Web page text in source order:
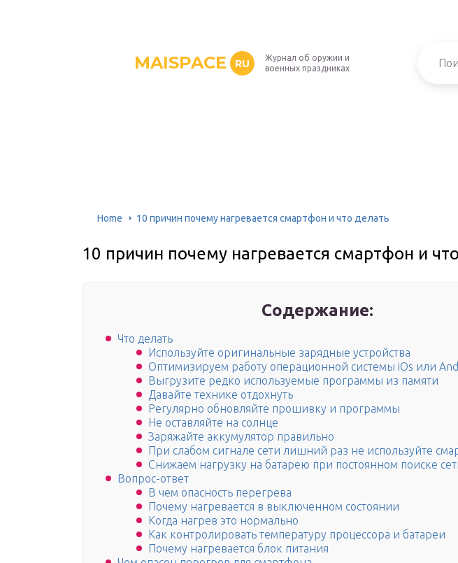
MAISPACE RU
Журнал об оружии и
военных праздниках
Home 10 причин почему нагревается смартфон и что делать
10 причин почему нагревается смартфон и
Содержание:
Что делать
Используйте оригинальные зарядные устройства
Оптимизируем работу операционной системы iOs или
Выгрузите редко используемые программы из памяти
Давайте технике отдохнуть
Регулярно обновляйте прошивку и программы
Не оставляйте на солнце
Заряжайте аккумулятор правильно
При слабом сигнале сети лишний раз не используйте
Снижаем нагрузку на батарею при постоянном поиске
Вопрос-ответ
В чем опасность перегрева
Почему нагревается в выключенном состоянии
Когда нагрев это нормально
Как контролировать температуру процессора и батареи
Почему нагревается блок питания